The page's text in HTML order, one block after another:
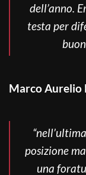
dell’anno.
testa per
Marco Aurelio
posizione
una